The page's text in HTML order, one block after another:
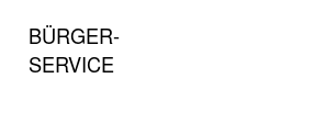
BÜRGER-
SERVICE